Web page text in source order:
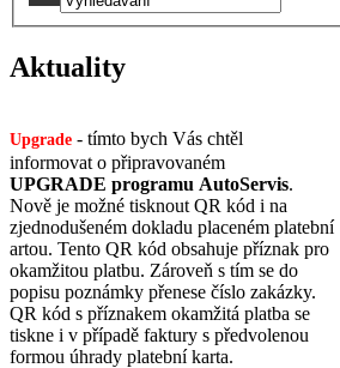
Aktuality
Upgrade - tímto bych Vás chtěl
informovat o připravovaném
UPGRADE programu AutoServis.
Nově je možné tisknout QR kód i na
zjednodušeném dokladu placeném platební
artou. Tento QR kód obsahuje příznak pro
okamžitou platbu. Zároveň s tím se do
popisu poznámky přenese číslo zakázky.
QR kód s příznakem okamžitá platba se
tiskne i v případě faktury s předvolenou
formou úhrady platební karta.